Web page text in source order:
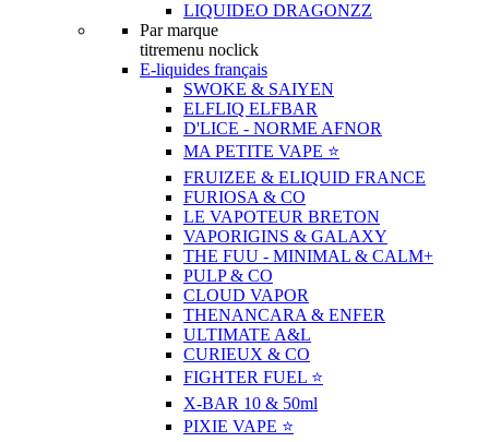
LIQUIDEO DRAGONZZ
Par marque
titremenu noclick
E-liquides français
SWOKE & SAIYEN
ELFLIQ ELFBAR
D'LICE - NORME AFNOR
MA PETITE VAPE ⭐️
FRUIZEE & ELIQUID FRANCE
FURIOSA & CO
LE VAPOTEUR BRETON
VAPORIGINS & GALAXY
THE FUU - MINIMAL & CALM+
PULP & CO
CLOUD VAPOR
THENANCARA & ENFER
ULTIMATE A&L
CURIEUX & CO
FIGHTER FUEL ⭐️
X-BAR 10 & 50ml
PIXIE VAPE ⭐️